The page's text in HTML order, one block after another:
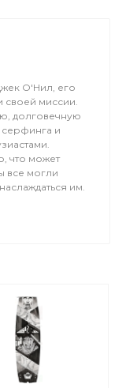
О'Нил, его
своей миссии.
долговечную
серфинга и
что может
все могли
им.